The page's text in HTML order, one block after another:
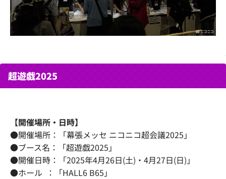
超遊戯2025
【開催場所・日時】
●開催場所：「幕張メッセ ニコニコ超会議2025」
●ブース名：「超遊戯2025」
●開催日時：「2025年4月26日(土)・4月27日(日)」
●ホール ：「HALL6 B65」